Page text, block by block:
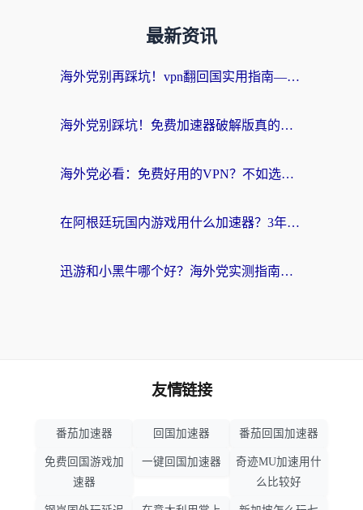
最新资讯
海外党别再踩坑！vpn翻回国实用指南——选对加速器，国内资源无缝用
海外党别踩坑！免费加速器破解版真的能用？教你无缝访问国内资源的正确姿势
海外党必看：免费好用的VPN？不如选对转国内加速器实现无缝追剧
在阿根廷玩国内游戏用什么加速器？3年海外党亲测实用指南
迅游和小黑牛哪个好？海外党实测指南，选对中国地址加速器才能无缝刷国内资源
友情链接
番茄加速器 回国加速器 番茄回国加速器
免费回国游戏加
速器
一键回国加速器
奇迹MU加速用什
么比较好